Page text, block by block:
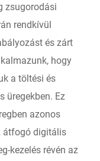
zsugorodási
rendkívül
és zárt
hogy
a töltési és
üregekben. Ez
azonos
átfogó digitális
kezelés révén az